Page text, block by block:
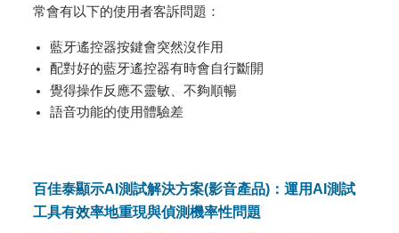
常會有以下的使用者客訴問題：
藍牙遙控器按鍵會突然沒作用
配對好的藍牙遙控器有時會自行斷開
覺得操作反應不靈敏、不夠順暢
語音功能的使用體驗差
百佳泰顯示AI測試解決方案(影音產品)：運用AI測試
工具有效率地重現與偵測機率性問題